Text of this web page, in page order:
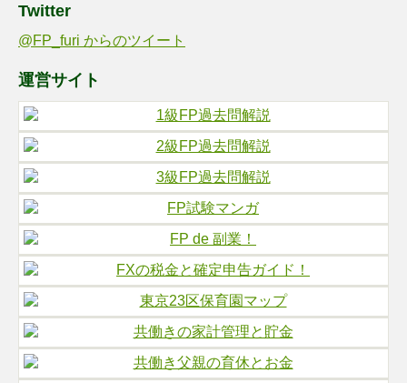
Twitter
@FP_furi からのツイート
運営サイト